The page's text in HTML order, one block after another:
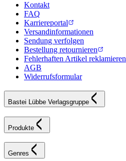
Kontakt
FAQ
Karriereportal
Versandinformationen
Sendung verfolgen
Bestellung retournieren
Fehlerhaften Artikel reklamieren
AGB
Widerrufsformular
Bastei Lübbe Verlagsgruppe
Produkte
Genres